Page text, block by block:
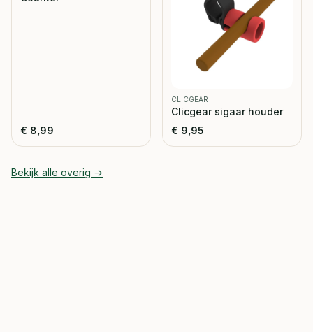
€ 8,99
CLICGEAR
Clicgear sigaar houder
€ 9,95
Bekijk alle overig →